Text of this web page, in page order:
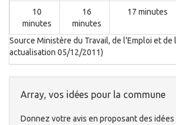
10
minutes
16
minutes
17 minutes
Source Ministère du Travail, de l'Emploi et de
actualisation 05/12/2011)
Array, vos idées pour la commune
Donnez votre avis en proposant des